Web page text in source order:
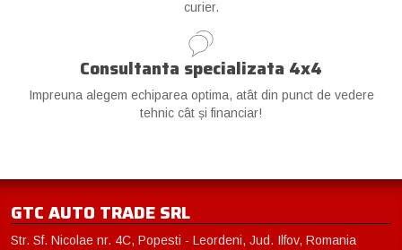
curier.
Consultanta specializata 4x4
Impreuna alegem echiparea optima, atât din punct de vedere
tehnic cât și financiar!
GTC AUTO TRADE SRL
Str. Sf. Nicolae nr. 4C, Popesti - Leordeni, Jud. Ilfov, Romania